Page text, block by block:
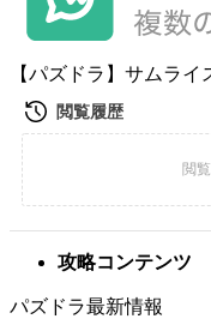
【パズドラ】サムラ
攻略コンテンツ
パズドラ最新情報